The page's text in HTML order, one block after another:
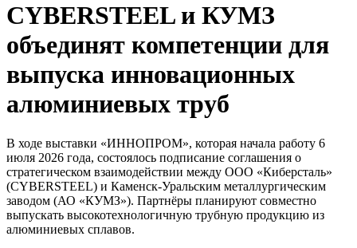
CYBERSTEEL и КУМЗ
объединят компетенции для
выпуска инновационных
алюминиевых труб
В ходе выставки «ИННОПРОМ», которая начала работу 6
июля 2026 года, состоялось подписание соглашения о
стратегическом взаимодействии между ООО «Киберсталь»
(CYBERSTEEL) и Каменск-Уральским металлургическим
заводом (АО «КУМЗ»). Партнёры планируют совместно
выпускать высокотехнологичную трубную продукцию из
алюминиевых сплавов.